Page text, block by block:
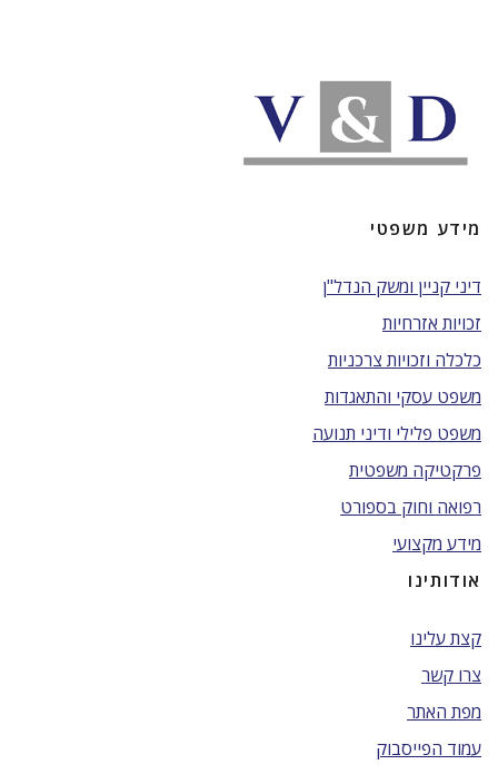
מידע משפטי
דיני קניין ומשק הנדל"ן
זכויות אזרחיות
כלכלה וזכויות צרכניות
משפט עסקי והתאגדות
משפט פלילי ודיני תנועה
פרקטיקה משפטית
רפואה וחוק בספורט
מידע מקצועי
אודותינו
קצת עלינו
צרו קשר
מפת האתר
עמוד הפייסבוק